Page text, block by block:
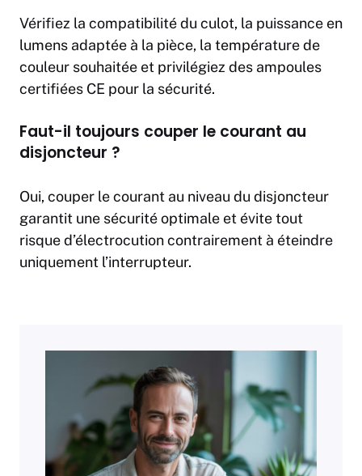
Vérifiez la compatibilité du culot, la puissance en
lumens adaptée à la pièce, la température de
couleur souhaitée et privilégiez des ampoules
certifiées CE pour la sécurité.
Faut-il toujours couper le courant au
disjoncteur ?
Oui, couper le courant au niveau du disjoncteur
garantit une sécurité optimale et évite tout
risque d’électrocution contrairement à éteindre
uniquement l’interrupteur.